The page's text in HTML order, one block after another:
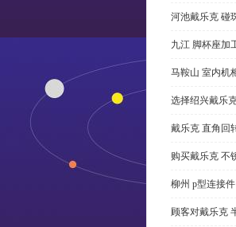
河池戴乐克 碰
九江 脚杯座加
马鞍山 室内机
选择绍兴戴乐
戴乐克 直角回
购买戴乐克 不
柳州 p型连接
顾客对戴乐克